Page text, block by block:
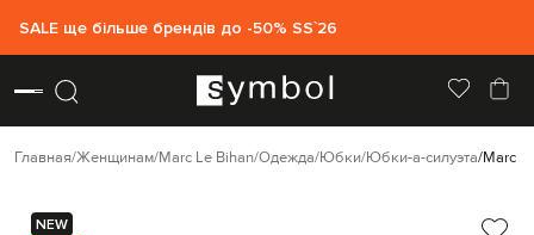
SALE ще більше брендів до -50% SS`26
Главная Женщинам Marc Le Bihan Одежда Юбки Юбки-а-силуэта Marc
NEW